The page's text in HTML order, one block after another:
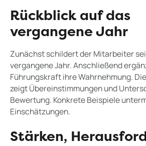
Rückblick auf das
vergangene Jahr
Zunächst schildert der Mitarbeiter
vergangene Jahr. Anschließend
Führungskraft ihre Wahrnehmung.
zeigt Übereinstimmungen und
Bewertung. Konkrete Beispiele
Einschätzungen.
Stärken,